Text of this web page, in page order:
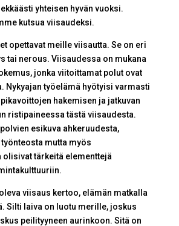
yhteisen hyvän vuoksi.
kutsua viisaudeksi.
opettavat meille viisautta. Se on eri
tai nerous. Viisaudessa on mukana
jonka viitoittamat polut ovat
Nykyajan työelämä hyötyisi varmasti
hakemisen ja jatkuvan
ristipaineessa tästä viisaudesta.
esikuva ahkeruudesta,
mutta myös
tärkeitä elementtejä
viisaus kertoo, elämän matkalla
Silti laiva on luotu merille, joskus
peilityyneen aurinkoon. Sitä on